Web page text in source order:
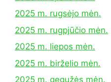
2025 m. rugsėjo mėn.
2025 m. rugpjūčio mėn.
2025 m. liepos mėn.
2025 m. birželio mėn.
2025 m. gegužės mėn.